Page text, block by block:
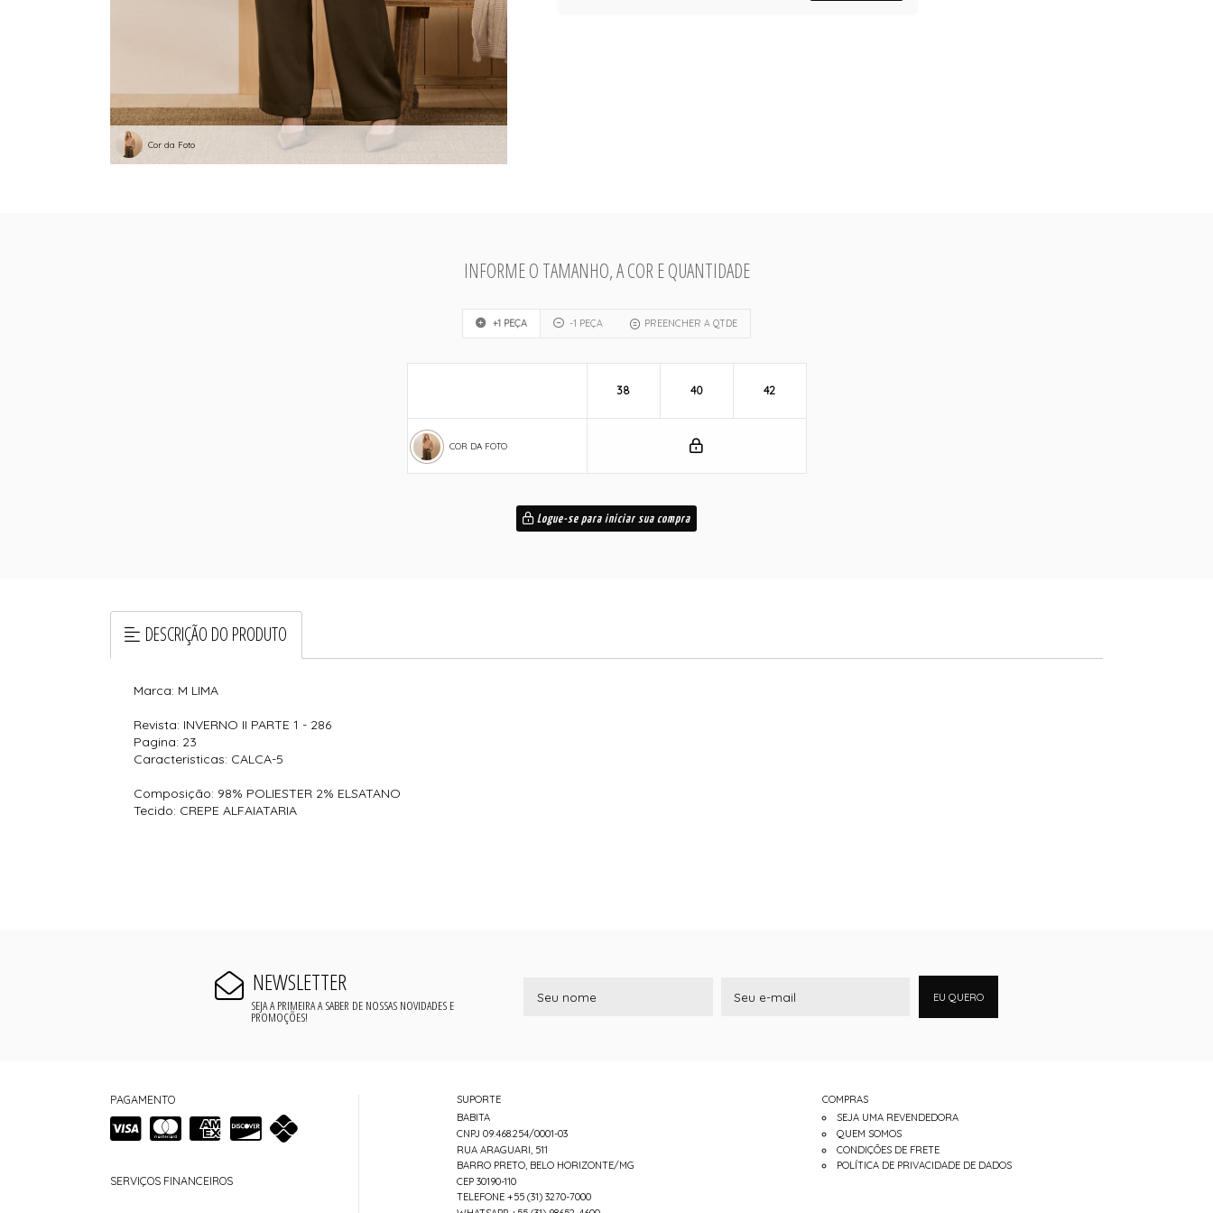
Cor da Foto
INFORME O TAMANHO, A COR E QUANTIDADE
+1 PEÇA -1 PEÇA PREENCHER A QTDE
COR DA FOTO
38 40 42
Logue-se para iniciar sua compra
DESCRIÇÃO DO PRODUTO
Marca: M LIMA
Revista: INVERNO II PARTE 1 - 286
Pagina: 23
Caracteristicas: CALCA-5
Composição: 98% POLIESTER 2% ELSATANO
Tecido: CREPE ALFAIATARIA
NEWSLETTER
SEJA A PRIMEIRA A SABER DE NOSSAS NOVIDADES E
PROMOÇÕES!
EU QUERO
PAGAMENTO
SERVIÇOS FINANCEIROS
SUPORTE
BABITA
CNPJ 09.468.254/0001-03
RUA ARAGUARI, 511
BARRO PRETO, BELO HORIZONTE/MG
CEP 30190-110
TELEFONE +55 (31) 3270-7000
COMPRAS
SEJA UMA REVENDEDORA
QUEM SOMOS
CONDIÇÕES DE FRETE
POLÍTICA DE PRIVACIDADE DE DADOS